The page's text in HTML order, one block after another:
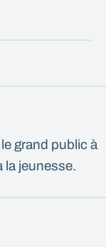
grand public à
la jeunesse.